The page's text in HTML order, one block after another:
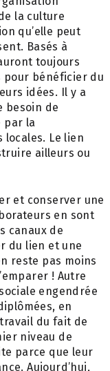
la culture
qu’elle peut
Basés à
toujours
pour bénéficier du
idées. Il y a
besoin de
par la
Le lien
ailleurs ou
et conserver une
en sont
canaux de
du lien et une
reste pas moins
! Autre
engendrée
en
du fait de
niveau de
parce que leur
Aujourd’hui,